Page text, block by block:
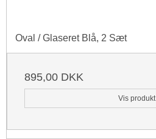
Oval / Glaseret Blå, 2 Sæt
895,00 DKK
Vis produkt